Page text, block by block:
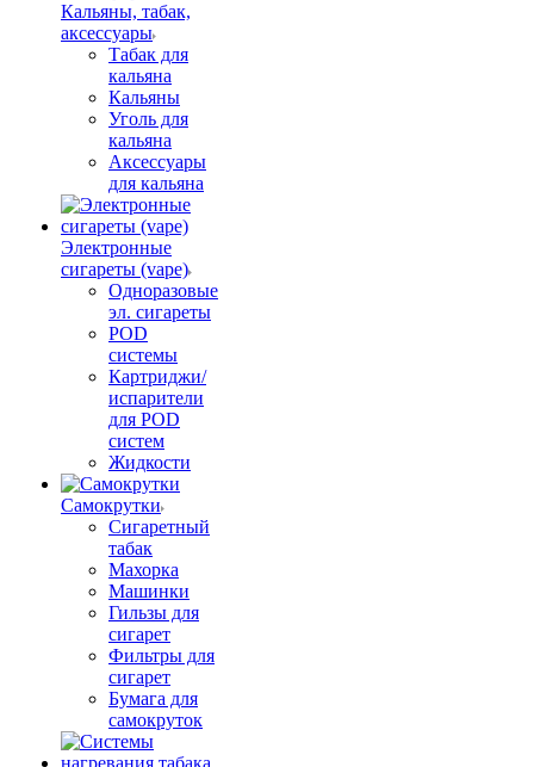
Кальяны, табак,
аксессуары
Табак для
кальяна
Кальяны
Уголь для
кальяна
Аксессуары
для кальяна
Электронные
сигареты (vape)
Одноразовые
эл. сигареты
POD
системы
Картриджи/
испарители
для POD
систем
Жидкости
Самокрутки
Сигаретный
табак
Махорка
Машинки
Гильзы для
сигарет
Фильтры для
сигарет
Бумага для
самокруток